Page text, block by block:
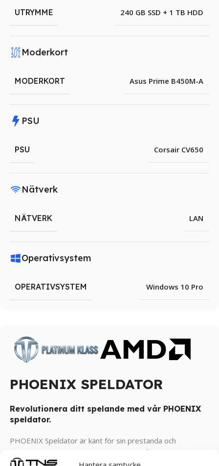
PHOENIX SPELDATOR
Revolutionera ditt spelande med vår PHOENIX
speldator.
PHOENIX Speldator är känt för sin prestanda och
minimalistiska design som passar in i de flesta miljöer och
UTRYMME 240 GB SSD + 1 TB HDD
Moderkort
MODERKORT Asus Prime B450M-A
PSU
PSU Corsair CV650
Nätverk
NÄTVERK LAN
Operativsystem
OPERATIVSYSTEM Windows 10 Pro